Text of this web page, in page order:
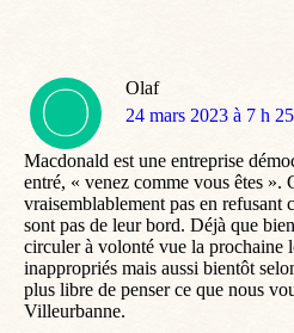
Olaf
dit
24 mars 2023 à 7 h
Macdonald est une entreprise
entré, « venez comme vous êtes ».
vraisemblablement pas en refusant
sont pas de leur bord. Déjà que
circuler à volonté vue la prochaine
inappropriés mais aussi bientôt
plus libre de penser ce que nous
Villeurbanne.